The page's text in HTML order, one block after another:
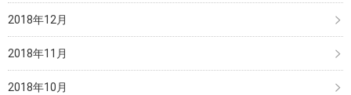
2018年12月
2018年11月
2018年10月